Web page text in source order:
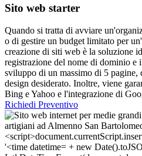
Sito web starter
Quando si tratta di avviare
o di gestire un budget limitato per
creazione di siti web è la soluzione
registrazione del nome di dominio e
sviluppo di un massimo di 5 pagine,
design desiderato. Inoltre, viene
Bing e Yahoo e l'integrazione di
Richiedi Preventivo